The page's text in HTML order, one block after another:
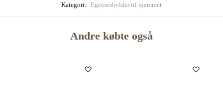
Kategori: Egetræshylder til hjemmet
Andre købte også